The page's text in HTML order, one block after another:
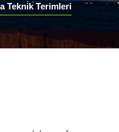
Teknik Terimleri